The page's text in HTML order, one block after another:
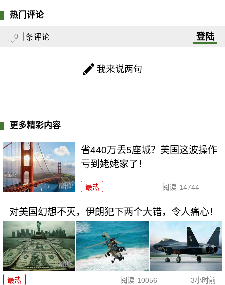
热门评论
0 条评论 登陆
我来说两句
更多精彩内容
省440万丢5座城？美国这波操作
亏到姥姥家了！
最热 阅读 14744
对美国幻想不灭，伊朗犯下两个大错，令人痛心！
最热 阅读 10056 3小时前